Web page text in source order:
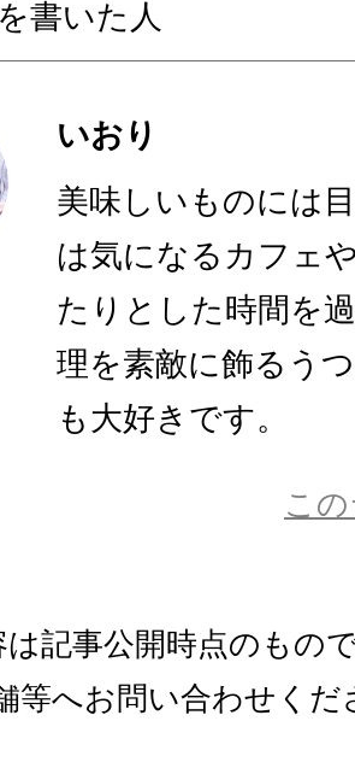
書いた人
いおり
美味しいものには
は気になるカフェ
たりとした時間を
理を素敵に飾るう
も大好きです。
こ
記事公開時点のもの
等へお問い合わせくだ